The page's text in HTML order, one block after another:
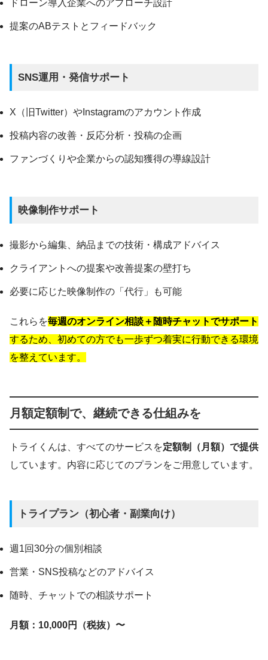
ドローン導入企業へのアプローチ設計
提案のABテストとフィードバック
SNS運用・発信サポート
X（旧Twitter）やInstagramのアカウント作成
投稿内容の改善・反応分析・投稿の企画
ファンづくりや企業からの認知獲得の導線設計
映像制作サポート
撮影から編集、納品までの技術・構成アドバイス
クライアントへの提案や改善提案の壁打ち
必要に応じた映像制作の「代行」も可能
これらを毎週のオンライン相談＋随時チャットでサポート
するため、初めての方でも一歩ずつ着実に行動できる環境
を整えています。
月額定額制で、継続できる仕組みを
トライくんは、すべてのサービスを定額制（月額）で提供
しています。内容に応じてのプランをご用意しています。
トライプラン（初心者・副業向け）
週1回30分の個別相談
営業・SNS投稿などのアドバイス
随時、チャットでの相談サポート
月額：10,000円（税抜）〜